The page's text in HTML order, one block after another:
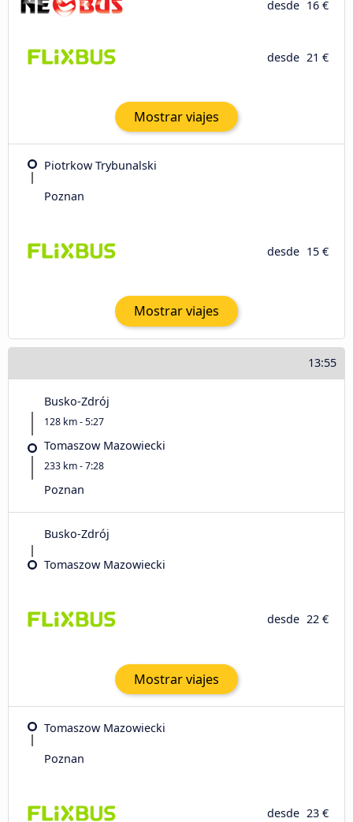
desde 16 €
desde 21 €
Mostrar viajes
Piotrkow Trybunalski
Poznan
desde 15 €
Mostrar viajes
13:55
Busko-Zdrój
128 km - 5:27
Tomaszow Mazowiecki
233 km - 7:28
Poznan
Busko-Zdrój
Tomaszow Mazowiecki
desde 22 €
Mostrar viajes
Tomaszow Mazowiecki
Poznan
desde 23 €